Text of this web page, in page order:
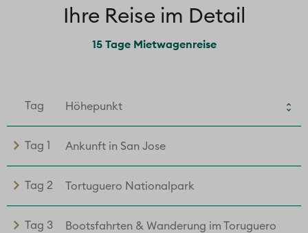
Ihre Reise im Detail
15 Tage Mietwagenreise
Tag Höhepunkt
Tag 1 Ankunft in San Jose
Tag 2 Tortuguero Nationalpark
Tag 3
Bootsfahrten & Wanderung im Toruguero